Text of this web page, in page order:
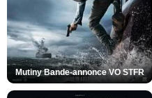
Mutiny Bande-annonce VO STFR